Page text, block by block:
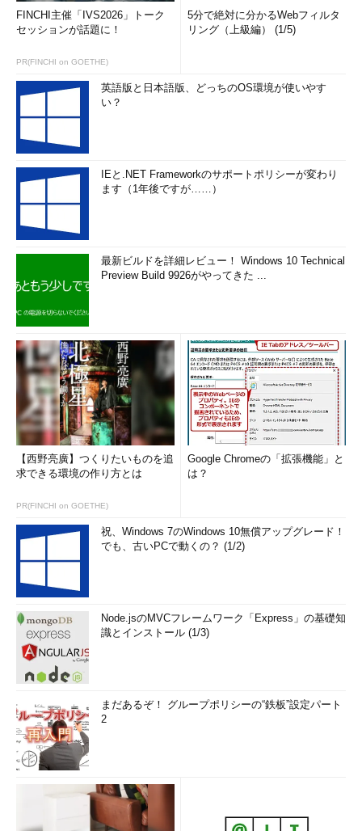
FINCHI主催「IVS2026」トーク
セッションが話題に！
PR(FINCHI on GOETHE)
5分で絶対に分かるWebフィルタ
リング（上級編） (1/5)
英語版と日本語版、どっちのOS環境が使いやす
い？
IEと.NET Frameworkのサポートポリシーが変わり
ます（1年後ですが……）
最新ビルドを詳細レビュー！ Windows 10 Technical
Preview Build 9926がやってきた ...
【西野亮廣】つくりたいものを追
求できる環境の作り方とは
PR(FINCHI on GOETHE)
Google Chromeの「拡張機能」と
は？
祝、Windows 7のWindows 10無償アップグレード！
でも、古いPCで動くの？ (1/2)
Node.jsのMVCフレームワーク「Express」の基礎知
識とインストール (1/3)
まだあるぞ！ グループポリシーの“鉄板”設定パート
2